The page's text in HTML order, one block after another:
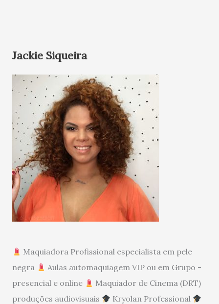
Jackie Siqueira
Maquiadora Profissional especialista em pele
negra
Aulas automaquiagem VIP ou em Grupo -
presencial e online
Maquiador de Cinema (DRT)
produções audiovisuais
Kryolan Professional